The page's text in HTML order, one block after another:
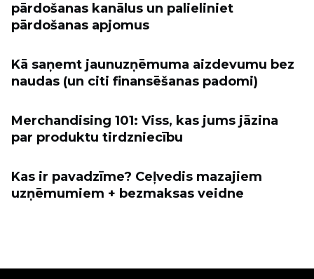
pārdošanas kanālus un palieliniet
pārdošanas apjomus
Kā saņemt jaunuzņēmuma aizdevumu bez
naudas (un citi finansēšanas padomi)
Merchandising 101: Viss, kas jums jāzina
par produktu tirdzniecību
Kas ir pavadzīme? Ceļvedis mazajiem
uzņēmumiem + bezmaksas veidne